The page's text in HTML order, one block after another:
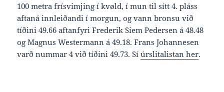
100 metra frísvimjing í kvøld, í mun til sítt 4. pláss
aftaná innleiðandi í morgun, og vann bronsu við
tíðini 49.66 aftanfyri Frederik Siem Pedersen á 48.48
og Magnus Westermann á 49.18. Frans Johannesen
varð nummar 4 við tíðini 49.73. Síúrslitalistan her.